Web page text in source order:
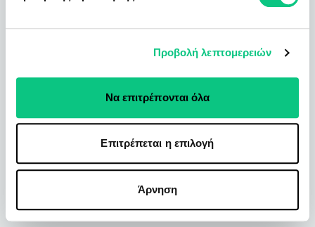
Προβολή λεπτομερειών
Να επιτρέπονται όλα
Επιτρέπεται η επιλογή
Άρνηση